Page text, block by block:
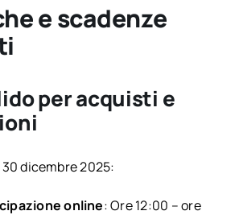
e scadenze
per acquisti e
dicembre 2025:
online: Ore 12:00 – ore